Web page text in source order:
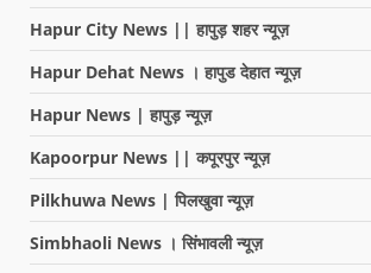
Hapur City News || हापुड़ शहर न्यूज़
Hapur Dehat News । हापुड देहात न्यूज़
Hapur News | हापुड़ न्यूज़
Kapoorpur News || कपूरपुर न्यूज़
Pilkhuwa News | पिलखुवा न्यूज़
Simbhaoli News । सिंभावली न्यूज़